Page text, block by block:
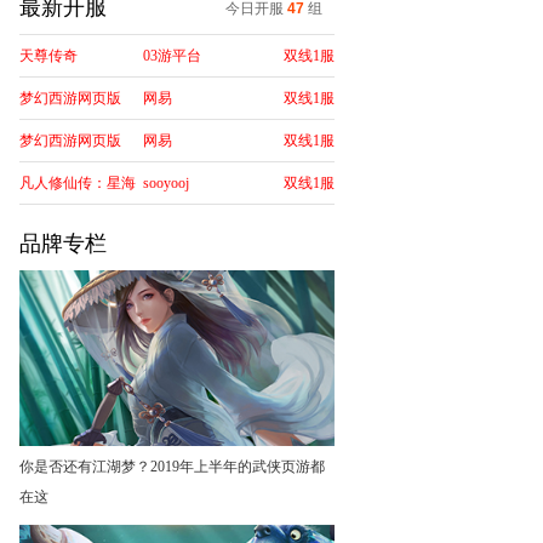
最新开服 今日开服 47 组
天尊传奇 03游平台 双线1服
梦幻西游网页版 网易 双线1服
梦幻西游网页版 网易 双线1服
凡人修仙传：星海 sooyooj 双线1服
品牌专栏
你是否还有江湖梦？2019年上半年的武侠页游都
在这